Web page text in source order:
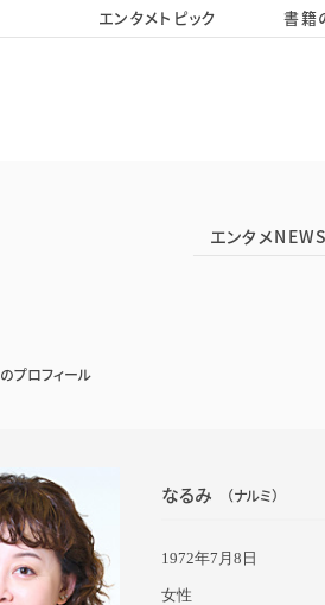
エンタメトピック 書籍
エンタメNEWS
のプロフィール
なるみ （ナルミ）
1972年7月8日
女性